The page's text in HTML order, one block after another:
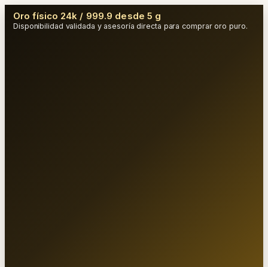
Oro físico 24k / 999.9 desde 5 g
Disponibilidad validada y asesoría directa para comprar oro puro.